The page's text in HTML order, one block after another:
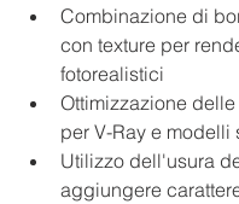
Combinazione di
con texture per
fotorealistici
Ottimizzazione
per V-Ray e modelli
Utilizzo dell'usura
aggiungere